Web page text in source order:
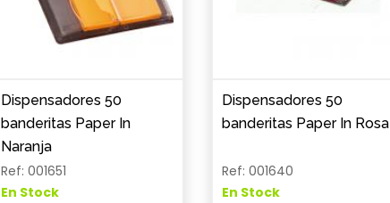
Dispensadores 50
banderitas Paper In
Naranja
Ref: 001651
En Stock
Dispensadores 50
banderitas Paper In Rosa
Ref: 001640
En Stock